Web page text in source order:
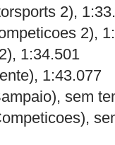
2),
2),
1:34.501
1:43.077
sem